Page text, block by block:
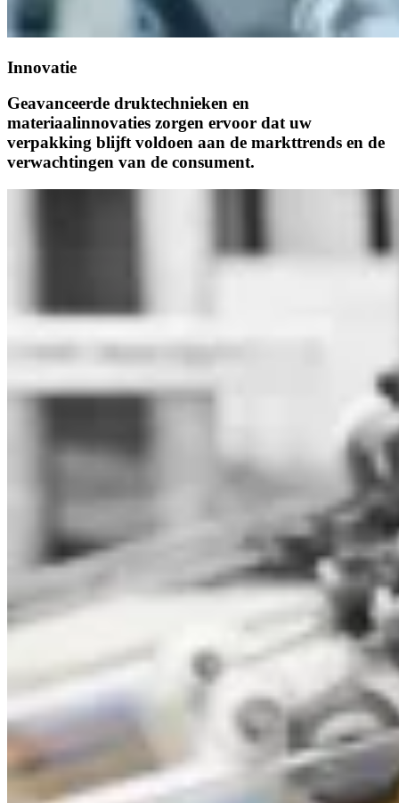
Innovatie
Geavanceerde druktechnieken en
materiaalinnovaties zorgen ervoor dat uw
verpakking blijft voldoen aan de markttrends en de
verwachtingen van de consument.